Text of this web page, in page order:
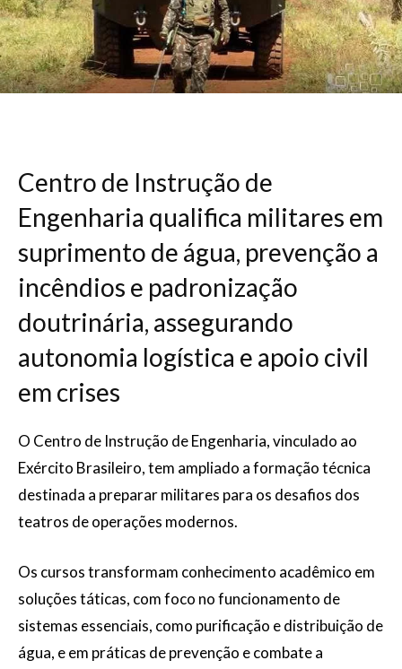
Centro de Instrução de
Engenharia qualifica militares em
suprimento de água, prevenção a
incêndios e padronização
doutrinária, assegurando
autonomia logística e apoio civil
em crises
O Centro de Instrução de Engenharia, vinculado ao
Exército Brasileiro, tem ampliado a formação técnica
destinada a preparar militares para os desafios dos
teatros de operações modernos.
Os cursos transformam conhecimento acadêmico em
soluções táticas, com foco no funcionamento de
sistemas essenciais, como purificação e distribuição de
água, e em práticas de prevenção e combate a